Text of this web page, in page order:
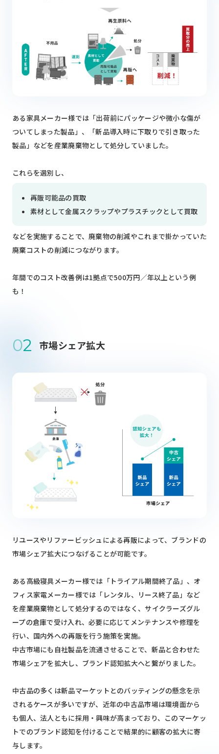
ある家具メーカー様では「出荷前にパッケージや微小な傷が
ついてしまった製品」、「新品導入時に下取りで引き取った
製品」などを産業廃棄物として処分していました。
これらを選別し、
再販可能品の買取
素材として金属スクラップやプラスチックとして買取
などを実施することで、廃棄物の削減やこれまで掛かっていた
廃棄コストの削減につながります。
年間でのコスト改善例は1拠点で500万円／年以上という例
も！
02 市場シェア拡大
リユースやリファービッシュによる再販によって、ブランドの
市場シェア拡大につなげることが可能です。
ある高級寝具メーカー様では「トライアル期間終了品」、オ
フィス家電メーカー様では「レンタル、リース終了品」など
を産業廃棄物として処分するのではなく、サイクラーズグル
ープの倉庫で受け入れ、必要に応じてメンテナンスや修理を
行い、国内外への再販を行う施策を実施。
中古市場にも自社製品を流通させることで、新品と合わせた
市場シェアを拡大し、ブランド認知拡大へと繋がりました。
中古品の多くは新品マーケットとのバッティングの懸念を示
されるケースが多いですが、近年の中古品市場は環境面から
も個人、法人ともに採用・興味が高まっており、このマーケッ
トでのブランド認知を付けることで結果的に顧客の拡大に寄
与します。